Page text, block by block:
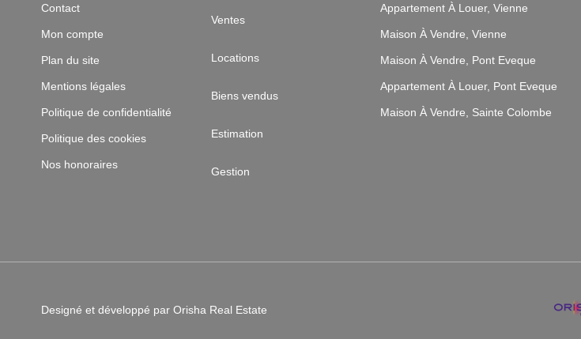
Contact
Mon compte
Plan du site
Mentions légales
Politique de confidentialité
Politique des cookies
Nos honoraires
Ventes
Locations
Biens vendus
Estimation
Gestion
Appartement À Louer, Vienne
Maison À Vendre, Vienne
Maison À Vendre, Pont Eveque
Appartement À Louer, Pont Eveque
Maison À Vendre, Sainte Colombe
Designé et développé par Orisha Real Estate